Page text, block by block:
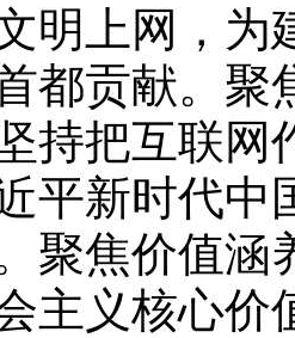
明上网，为
都贡献。聚
持把互联网
平新时代中
聚焦价值涵
主义核心价